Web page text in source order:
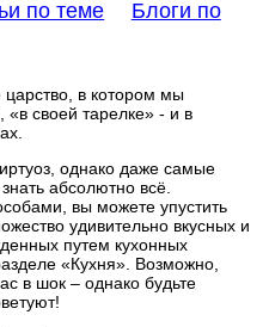
по теме
Блоги по
царство, в котором мы
«в своей тарелке» - и в
однако даже самые
абсолютно всё.
вы можете упустить
удивительно вкусных и
путем кухонных
«Кухня». Возможно,
в шок – однако будьте